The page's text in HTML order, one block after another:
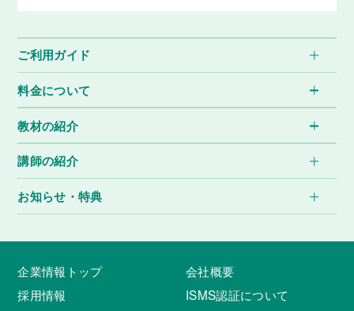
ご利用ガイド
料金について
教材の紹介
講師の紹介
お知らせ・特典
企業情報トップ
会社概要
採用情報
ISMS認証について